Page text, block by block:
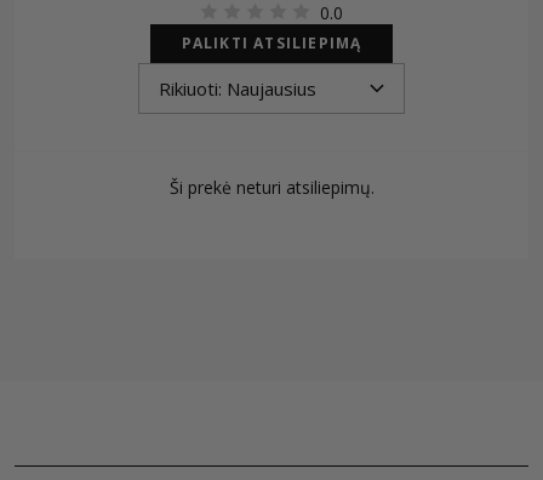
0.0
PALIKTI ATSILIEPIMĄ
Ši prekė neturi atsiliepimų.